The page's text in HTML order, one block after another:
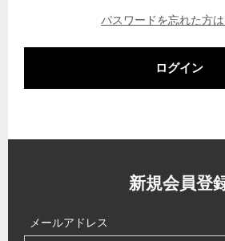
パスワードを忘れた方
ログイン
新規会員登
メールアドレス